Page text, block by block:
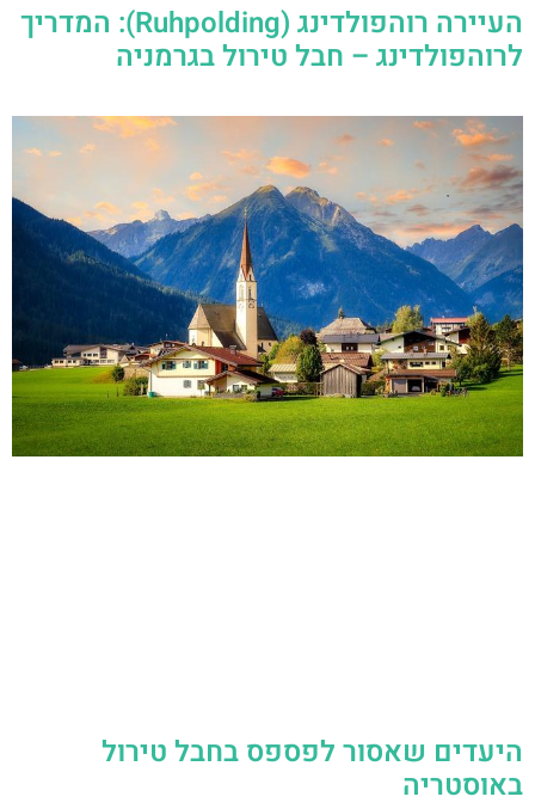
העיירה רוהפולדינג (Ruhpolding): המדריך
לרוהפולדינג – חבל טירול בגרמניה
היעדים שאסור לפספס בחבל טירול
באוסטריה